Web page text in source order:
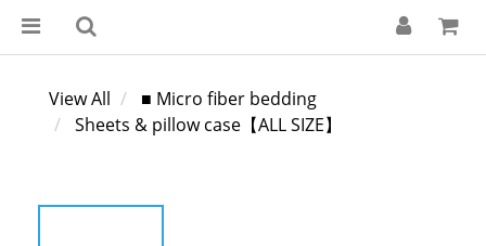
View All
■ Micro fiber bedding
Sheets & pillow case【ALL SIZE】